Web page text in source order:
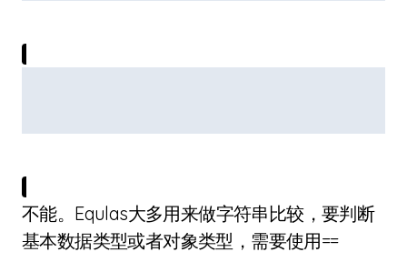
不能。Equlas大多用来做字符串比较，要判断
基本数据类型或者对象类型，需要使用==